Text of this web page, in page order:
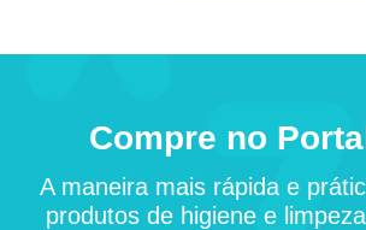
Compre no
A maneira mais rápida e
produtos de higiene e